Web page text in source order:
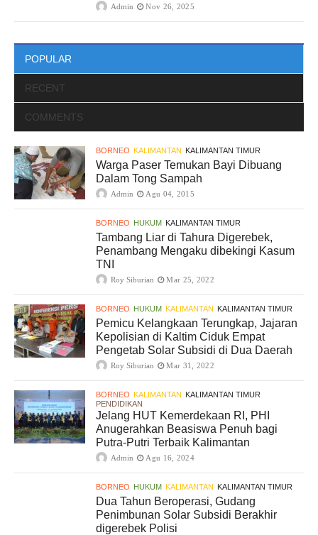
Admin Nov 26, 2025
POPULAR
RECENT
COMMENTS
BORNEO KALIMANTAN KALIMANTAN TIMUR
Warga Paser Temukan Bayi Dibuang
Dalam Tong Sampah
Admin Agu 04, 2015
BORNEO HUKUM KALIMANTAN TIMUR
Tambang Liar di Tahura Digerebek,
Penambang Mengaku dibekingi Kasum
TNI
Roy Siburian Mar 25, 2022
BORNEO HUKUM KALIMANTAN KALIMANTAN TIMUR
Pemicu Kelangkaan Terungkap, Jajaran
Kepolisian di Kaltim Ciduk Empat
Pengetab Solar Subsidi di Dua Daerah
Roy Siburian Mar 31, 2022
BORNEO KALIMANTAN KALIMANTAN TIMUR
PENDIDIKAN
Jelang HUT Kemerdekaan RI, PHI
Anugerahkan Beasiswa Penuh bagi
Putra-Putri Terbaik Kalimantan
Admin Agu 16, 2024
BORNEO HUKUM KALIMANTAN KALIMANTAN TIMUR
Dua Tahun Beroperasi, Gudang
Penimbunan Solar Subsidi Berakhir
digerebek Polisi